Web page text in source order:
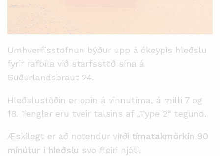
Umhverfisstofnun býður upp á ókeypis hleðslu
fyrir rafbíla við starfsstöð sína á
Suðurlandsbraut 24.
Hleðslustöðin er opin á vinnutíma, á milli 7 og
18. Tenglar eru tveir talsins af „Type 2“ tegund.
Æskilegt er að notendur virði tímatakmörkin 90
mínútur í hleðslu svo fleiri njóti.